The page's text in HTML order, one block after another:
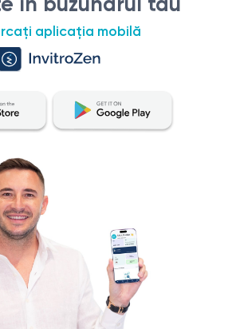
medicului);
stadiu decompensat.
calmante și hidratante;
24 ore;
retinoizilor 2–3 zile;
zonei tratate;
și solarului minimum 2 săptămâni.
products/again-pro-plus/
books/NBK507861/
beauty/laser-hair-removal
wiki/Laser_hair_removal
aplicația mobilă